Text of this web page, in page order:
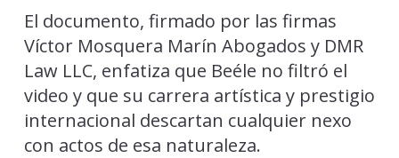
El documento, firmado por las firmas
Víctor Mosquera Marín Abogados y DMR
Law LLC, enfatiza que Beéle no filtró el
video y que su carrera artística y prestigio
internacional descartan cualquier nexo
con actos de esa naturaleza.